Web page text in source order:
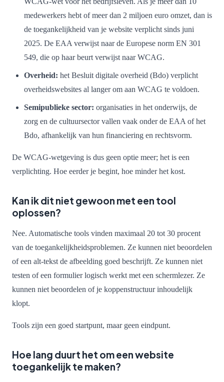
medewerkers hebt of meer dan 2 miljoen euro omzet, dan is
de toegankelijkheid van je website verplicht sinds juni
2025. De EAA verwijst naar de Europese norm EN 301
549, die op haar beurt verwijst naar WCAG.
Overheid: het Besluit digitale overheid (Bdo) verplicht
overheidswebsites al langer om aan WCAG te voldoen.
Semipublieke sector: organisaties in het onderwijs, de
zorg en de cultuursector vallen vaak onder de EAA of het
Bdo, afhankelijk van hun financiering en rechtsvorm.
De WCAG-wetgeving is dus geen optie meer; het is een
verplichting. Hoe eerder je begint, hoe minder het kost.
Kan ik dit niet gewoon met een tool
oplossen?
Nee. Automatische tools vinden maximaal 20 tot 30 procent
van de toegankelijkheidsproblemen. Ze kunnen niet beoordelen
of een alt-tekst de afbeelding goed beschrijft. Ze kunnen niet
testen of een formulier logisch werkt met een schermlezer. Ze
kunnen niet beoordelen of je koppenstructuur inhoudelijk
klopt.
Tools zijn een goed startpunt, maar geen eindpunt.
Hoe lang duurt het om een website
toegankelijk te maken?